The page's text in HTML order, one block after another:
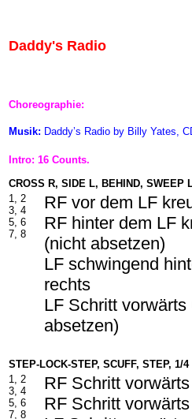
Daddy's Radio
Choreographie:
Musik: Daddy’s Radio by Billy Yates,
Intro: 16 Counts.
CROSS R, SIDE L, BEHIND, SWEEP
1, 2
3, 4
5, 6
7, 8
RF vor dem LF
RF hinter dem LF
(nicht absetzen)
LF schwingend
rechts
LF Schritt
absetzen)
STEP-LOCK-STEP, SCUFF, STEP, 1/
1, 2
3, 4
5, 6
7, 8
RF Schritt
RF Schritt